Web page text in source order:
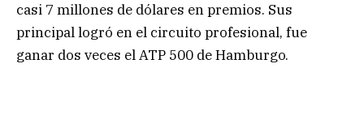
casi 7 millones de dólares en premios. Sus
principal logró en el circuito profesional, fue
ganar dos veces el ATP 500 de Hamburgo.